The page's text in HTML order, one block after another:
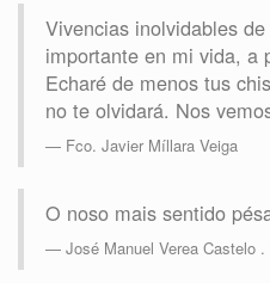
Vivencias inolvidables
importante en mi vida, a
Echaré de menos tus
no te olvidará. Nos
Fco. Javier Míllara Veiga
O noso mais sentido
José Manuel Verea Castelo